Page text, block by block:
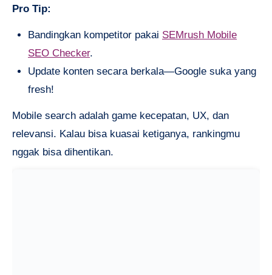
Pro Tip:
Bandingkan kompetitor pakai SEMrush Mobile
SEO Checker.
Update konten secara berkala—Google suka yang
fresh!
Mobile search adalah game kecepatan, UX, dan
relevansi. Kalau bisa kuasai ketiganya, rankingmu
nggak bisa dihentikan.